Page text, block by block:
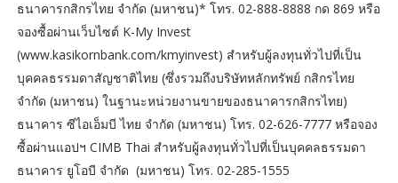
ธนาคารกสิกรไทย จำกัด (มหาชน)* โทร. 02-888-8888 กด 869 หรือ
จองซื้อผ่านเว็บไซต์ K-My Invest
(www.kasikornbank.com/kmyinvest) สำหรับผู้ลงทุนทั่วไปที่เป็น
บุคคลธรรมดาสัญชาติไทย (ซึ่งรวมถึงบริษัทหลักทรัพย์ กสิกรไทย
จำกัด (มหาชน) ในฐานะหน่วยงานขายของธนาคารกสิกรไทย)
ธนาคาร ซีไอเอ็มบี ไทย จำกัด (มหาชน) โทร. 02-626-7777 หรือจอง
ซื้อผ่านแอปฯ CIMB Thai สำหรับผู้ลงทุนทั่วไปที่เป็นบุคคลธรรมดา
ธนาคาร ยูโอบี จำกัด (มหาชน) โทร. 02-285-1555